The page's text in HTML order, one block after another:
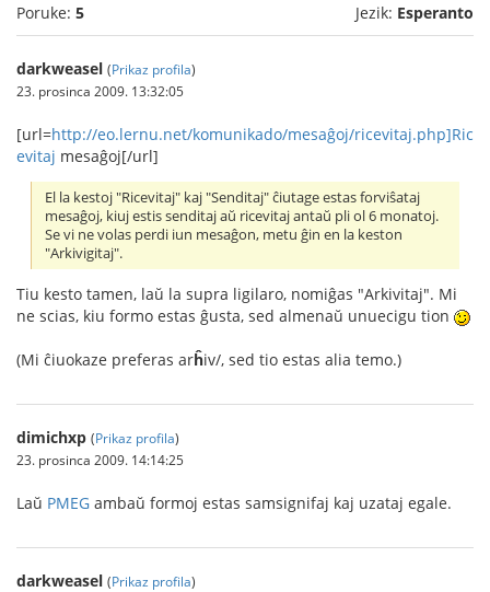
Poruke: 5 Jezik: Esperanto
darkweasel (Prikaz profila)
23. prosinca 2009. 13:32:05
[url=http://eo.lernu.net/komunikado/mesaĝoj/ricevitaj.php]Ric
evitaj mesaĝoj[/url]
El la kestoj "Ricevitaj" kaj "Senditaj" ĉiutage estas forviŝataj
mesaĝoj, kiuj estis senditaj aŭ ricevitaj antaŭ pli ol 6 monatoj.
Se vi ne volas perdi iun mesaĝon, metu ĝin en la keston
"Arkivigitaj".
Tiu kesto tamen, laŭ la supra ligilaro, nomiĝas "Arkivitaj". Mi
ne scias, kiu formo estas ĝusta, sed almenaŭ unuecigu tion
(Mi ĉiuokaze preferas arĥiv/, sed tio estas alia temo.)
dimichxp (Prikaz profila)
23. prosinca 2009. 14:14:25
Laŭ PMEG ambaŭ formoj estas samsignifaj kaj uzataj egale.
darkweasel (Prikaz profila)